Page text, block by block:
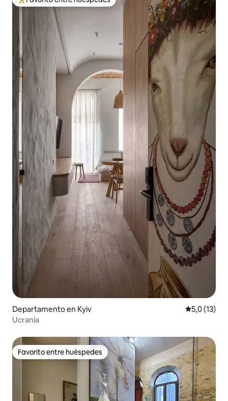
Favorito entre los huéspedes más destacados
Departamento en Kyiv Calificación
5,0 (13)
Ucrania
Favorito entre huéspedes
Favorito entre huéspedes